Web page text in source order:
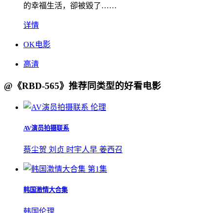
的幸福生活，卻被毀了……
详情
OK电影
高清
@《RBD-565》推荐同类型的好看电影
伦理
AV演员拍摄联系
蔡尘贺 刘贞 时宇人早 姜西召
第1集
韩国激情大合集